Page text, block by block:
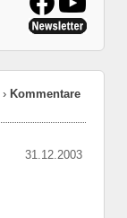
› Kommentare
31.12.2003